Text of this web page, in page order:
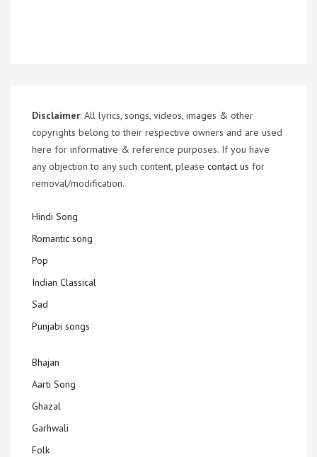
Disclaimer: All lyrics, songs, videos, images & other
copyrights belong to their respective owners and are used
here for informative & reference purposes. If you have
any objection to any such content, please contact us for
removal/modification.
Hindi Song
Romantic song
Pop
Indian Classical
Sad
Punjabi songs
Bhajan
Aarti Song
Ghazal
Garhwali
Folk